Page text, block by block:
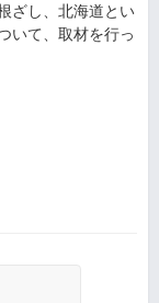
ざし、北海道とい
いて、取材を行っ